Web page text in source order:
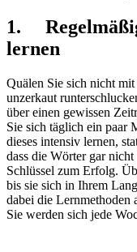
1.
lernen
Quälen Sie sich nicht mit
unzerkaut
über einen gewissen
Sie sich täglich ein paar
dieses intensiv lernen,
dass die Wörter gar
Schlüssel zum Erfolg.
bis sie sich in Ihrem
dabei die Lernmethoden
Sie werden sich jede